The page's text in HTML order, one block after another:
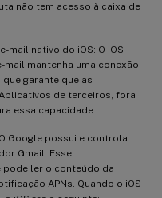
não tem acesso à caixa de
mail nativo do iOS: O iOS
mantenha uma conexão
garante que as
de terceiros, fora
essa capacidade.
O Google possui e controla
Gmail. Esse
ler o conteúdo da
APNs. Quando o iOS